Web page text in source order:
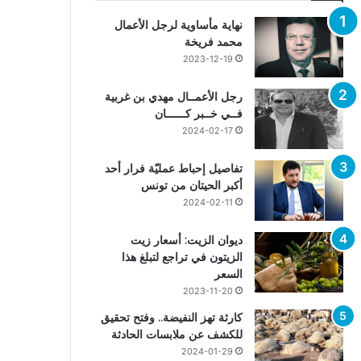
نهاية مأساوية لرجل الأعمال
محمد فريخة
2023-12-19
رجل الأعمــال مهدي بن غربية
فــي خــبر كــــــان
2024-02-17
تفاصيل إحباط عمليّة فرار أحد
أكبر الحيتان من تونس
2024-02-11
ديوان الزيت: أسعار زيت
الزيتون في تراجع لتبلغ هذا
السعر
2023-11-20
كارثة تهز النفيضة.. وفتح تحقيق
للكشف عن ملابسات الحادثة
2024-01-29